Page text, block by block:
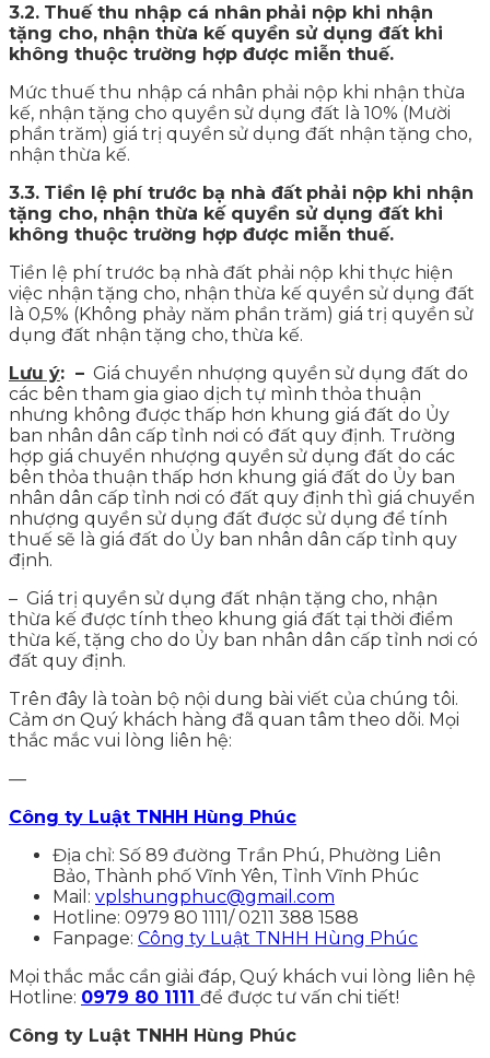
3.2. Thuế thu nhập cá nhân phải nộp khi nhận
tặng cho, nhận thừa kế quyền sử dụng đất khi
không thuộc trường hợp được miễn thuế.
Mức thuế thu nhập cá nhân phải nộp khi nhận thừa
kế, nhận tặng cho quyền sử dụng đất là 10% (Mười
phần trăm) giá trị quyền sử dụng đất nhận tặng cho,
nhận thừa kế.
3.3. Tiền lệ phí trước bạ nhà đất phải nộp khi nhận
tặng cho, nhận thừa kế quyền sử dụng đất khi
không thuộc trường hợp được miễn thuế.
Tiền lệ phí trước bạ nhà đất phải nộp khi thực hiện
việc nhận tặng cho, nhận thừa kế quyền sử dụng đất
là 0,5% (Không phảy năm phần trăm) giá trị quyền sử
dụng đất nhận tặng cho, thừa kế.
Lưu ý: – Giá chuyển nhượng quyền sử dụng đất do
các bên tham gia giao dịch tự mình thỏa thuận
nhưng không được thấp hơn khung giá đất do Ủy
ban nhân dân cấp tỉnh nơi có đất quy định. Trường
hợp giá chuyển nhượng quyền sử dụng đất do các
bên thỏa thuận thấp hơn khung giá đất do Ủy ban
nhân dân cấp tỉnh nơi có đất quy định thì giá chuyển
nhượng quyền sử dụng đất được sử dụng để tính
thuế sẽ là giá đất do Ủy ban nhân dân cấp tỉnh quy
định.
– Giá trị quyền sử dụng đất nhận tặng cho, nhận
thừa kế được tính theo khung giá đất tại thời điểm
thừa kế, tặng cho do Ủy ban nhân dân cấp tỉnh nơi có
đất quy định.
Trên đây là toàn bộ nội dung bài viết của chúng tôi.
Cảm ơn Quý khách hàng đã quan tâm theo dõi. Mọi
thắc mắc vui lòng liên hệ:
—
Công ty Luật TNHH Hùng Phúc
Địa chỉ: Số 89 đường Trần Phú, Phường Liên
Bảo, Thành phố Vĩnh Yên, Tỉnh Vĩnh Phúc
Mail: vplshungphuc@gmail.com
Hotline: 0979 80 1111/ 0211 388 1588
Fanpage: Công ty Luật TNHH Hùng Phúc
Mọi thắc mắc cần giải đáp, Quý khách vui lòng liên hệ
Hotline: 0979 80 1111 để được tư vấn chi tiết!
Công ty Luật TNHH Hùng Phúc